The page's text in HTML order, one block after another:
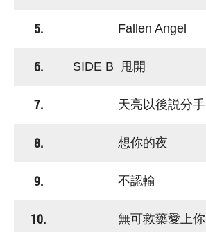
5. Fallen Angel
6. SIDE B 甩開
7. 天亮以後説分手
8. 想你的夜
9. 不認輸
10. 無可救藥愛上你